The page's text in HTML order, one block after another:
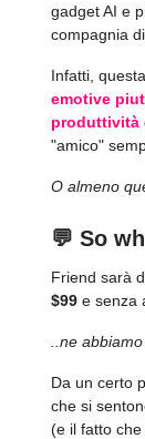
gadget AI e
compagnia
Infatti,
emotive
produttività
"amico"
O almeno
💬 So
Friend sarà
$99 e senza
..ne
Da un certo
che si
(e il fatto